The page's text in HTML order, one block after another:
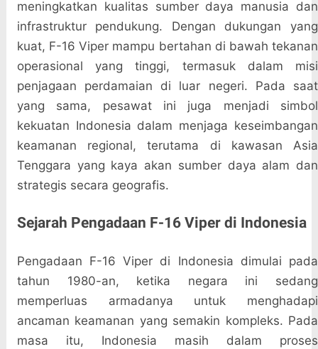
meningkatkan kualitas sumber daya manusia dan
infrastruktur pendukung. Dengan dukungan yang
kuat, F-16 Viper mampu bertahan di bawah tekanan
operasional yang tinggi, termasuk dalam misi
penjagaan perdamaian di luar negeri. Pada saat
yang sama, pesawat ini juga menjadi simbol
kekuatan Indonesia dalam menjaga keseimbangan
keamanan regional, terutama di kawasan Asia
Tenggara yang kaya akan sumber daya alam dan
strategis secara geografis.
Sejarah Pengadaan F-16 Viper di Indonesia
Pengadaan F-16 Viper di Indonesia dimulai pada
tahun 1980-an, ketika negara ini sedang
memperluas armadanya untuk menghadapi
ancaman keamanan yang semakin kompleks. Pada
masa itu, Indonesia masih dalam proses